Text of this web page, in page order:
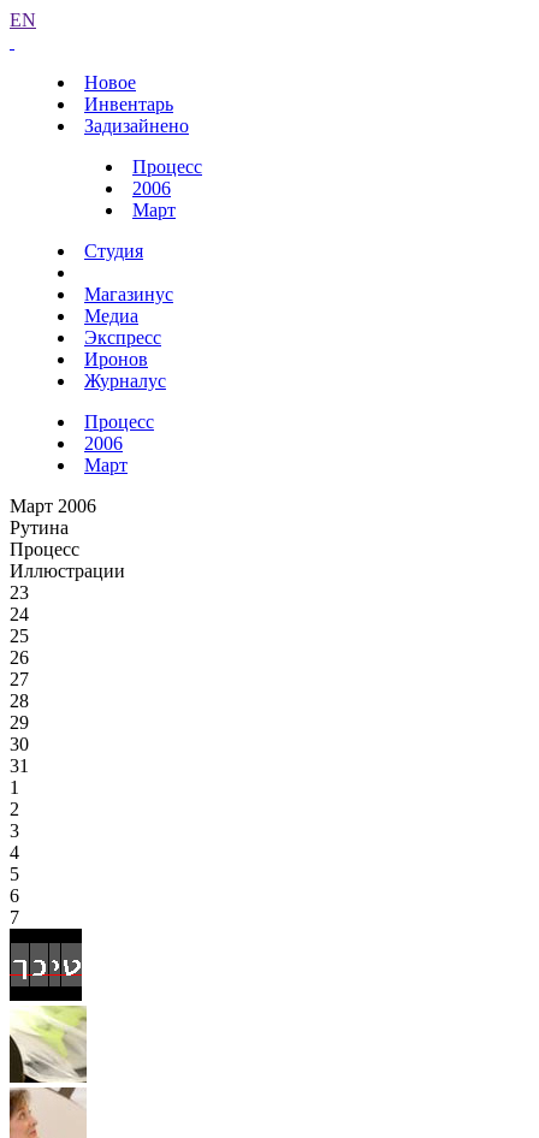
EN
Новое
Инвентарь
Задизайнено
Процесс
2006
Март
Студия
Магазинус
Медиа
Экспресс
Иронов
Журналус
Процесс
2006
Март
Март 2006
Рутина
Процесс
Иллюстрации
23
24
25
26
27
28
29
30
31
1
2
3
4
5
6
7